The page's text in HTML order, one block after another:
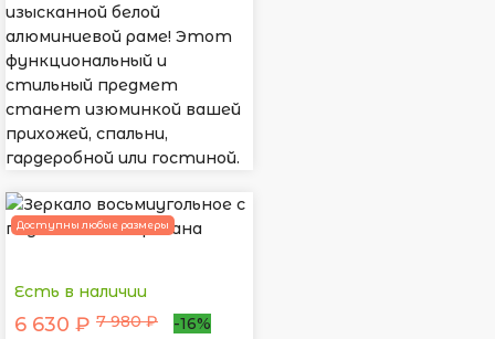
изысканной белой
алюминиевой раме! Этот
функциональный и
стильный предмет
станет изюминкой вашей
прихожей, спальни,
гардеробной или гостиной.
Доступны любые размеры
Есть в наличии
6 630 ₽ 7 980 ₽
-16%